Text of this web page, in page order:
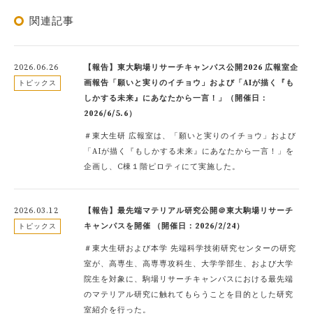
関連記事
2026.06.26
トピックス
【報告】東大駒場リサーチキャンパス公開2026 広報室企
画報告「願いと実りのイチョウ」および「AIが描く『も
しかする未来』にあなたから一言！」（開催日：
2026/6/5.6）
＃東大生研 広報室は、「願いと実りのイチョウ」および
「AIが描く『もしかする未来』にあなたから一言！」を
企画し、C棟１階ピロティにて実施した。
2026.03.12
トピックス
【報告】最先端マテリアル研究公開＠東大駒場リサーチ
キャンパスを開催 （開催日：2026/2/24）
＃東大生研および本学 先端科学技術研究センターの研究
室が、高専生、高専専攻科生、大学学部生、および大学
院生を対象に、駒場リサーチキャンパスにおける最先端
のマテリアル研究に触れてもらうことを目的とした研究
室紹介を行った。